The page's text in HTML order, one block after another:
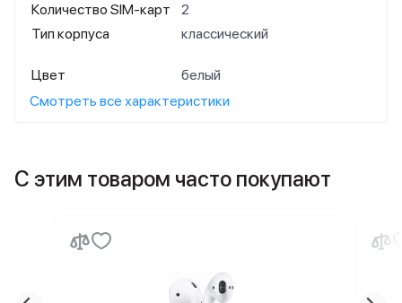
Количество SIM-карт
2
Тип корпуса
классический
Цвет
белый
Смотреть все характеристики
С этим товаром часто покупают